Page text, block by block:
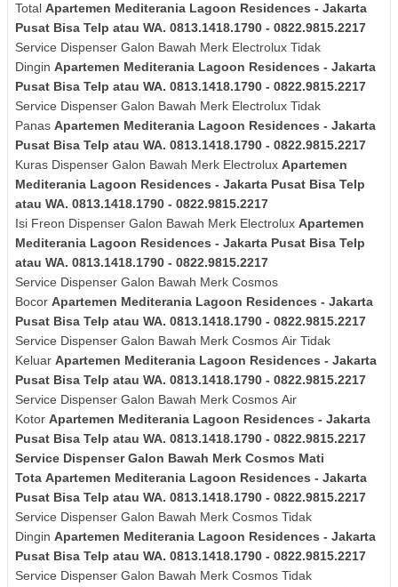
Total Apartemen Mediterania Lagoon Residences - Jakarta
Pusat Bisa Telp atau WA. 0813.1418.1790 - 0822.9815.2217
Service Dispenser Galon Bawah Merk Electrolux Tidak
Dingin Apartemen Mediterania Lagoon Residences - Jakarta
Pusat Bisa Telp atau WA. 0813.1418.1790 - 0822.9815.2217
Service Dispenser Galon Bawah Merk Electrolux Tidak
Panas Apartemen Mediterania Lagoon Residences - Jakarta
Pusat Bisa Telp atau WA. 0813.1418.1790 - 0822.9815.2217
Kuras Dispenser Galon Bawah Merk Electrolux Apartemen
Mediterania Lagoon Residences - Jakarta Pusat Bisa Telp
atau WA. 0813.1418.1790 - 0822.9815.2217
Isi Freon Dispenser Galon Bawah Merk Electrolux Apartemen
Mediterania Lagoon Residences - Jakarta Pusat Bisa Telp
atau WA. 0813.1418.1790 - 0822.9815.2217
Service Dispenser Galon Bawah Merk Cosmos
Bocor Apartemen Mediterania Lagoon Residences - Jakarta
Pusat Bisa Telp atau WA. 0813.1418.1790 - 0822.9815.2217
Service Dispenser Galon Bawah Merk Cosmos Air Tidak
Keluar Apartemen Mediterania Lagoon Residences - Jakarta
Pusat Bisa Telp atau WA. 0813.1418.1790 - 0822.9815.2217
Service Dispenser Galon Bawah Merk Cosmos Air
Kotor Apartemen Mediterania Lagoon Residences - Jakarta
Pusat Bisa Telp atau WA. 0813.1418.1790 - 0822.9815.2217
Service Dispenser Galon Bawah Merk Cosmos Mati
Tota Apartemen Mediterania Lagoon Residences - Jakarta
Pusat Bisa Telp atau WA. 0813.1418.1790 - 0822.9815.2217
Service Dispenser Galon Bawah Merk Cosmos Tidak
Dingin Apartemen Mediterania Lagoon Residences - Jakarta
Pusat Bisa Telp atau WA. 0813.1418.1790 - 0822.9815.2217
Service Dispenser Galon Bawah Merk Cosmos Tidak